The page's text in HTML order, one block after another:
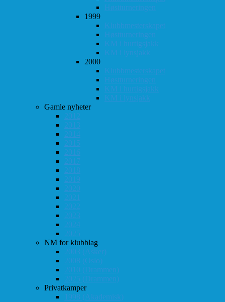
Høstturneringen
1999
Klubbmesterskapet
Høstturneringen
KM i hurtigsjakk
KM i lynsjakk
2000
Klubbmesterskapet
Høstturneringen
KM i hurtigsjakk
KM i lynsjakk
Gamle nyheter
2012
2013
2014
2015
2016
2017
2018
2019
2020
2021
2022
2023
2024
2025
NM for klubblag
2003 (Asker)
2008 (Oslo)
2010 (Drammen)
2025 (Drammen)
Privatkamper
1998 (Akademisk)